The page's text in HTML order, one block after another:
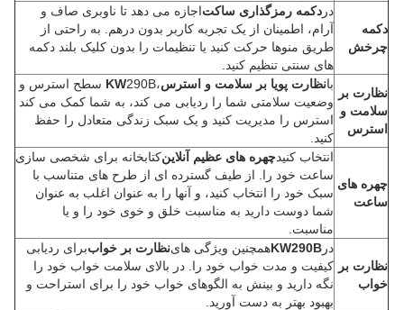
دکمه
چرخش
در دکمه رمزگذاری ساکتاجازه می دهد تا ناوبری صاف و
آرام، اطمینان از یک تجربه کاربر بدون درهم. به راحتی از
طریق منوها حرکت کنید یا تنظیمات را بدون کلیک بلند دکمه
های سنتی تنظیم کنید.
نظارت بر
سلامت و
استرس
بانظارت پویا بر سلامت و استرس، KW 290B سطح استرس و
وضعیت سلامتی شما را ردیابی می کند، به شما کمک می کند
استرس را مدیریت کنید و یک سبک زندگی متعادل را حفظ
کنید.
چهره های
ساعت
انتخاب کنیدچهره های عظیم آنلاینکتابخانه برای شخصی سازی
ساعت خود را. از طیف گسترده ای از طرح های متناسب با
سبک خود را انتخاب کنید، و آنها را به عنوان اغلب به عنوان
شما دوست دارید به مناسبت خلق و خوی خود را و یا
مناسبت.
نظارت بر
خواب
در KW290Bهمچنین ویژگی هاینظارت بر خواببرای ردیابی
کیفیت و مدت خواب خود را. در بالای سلامت خواب خود را
نگه دارید و بینش به الگوهای خواب خود را برای استراحت و
بهبود بهتر به دست آورید.